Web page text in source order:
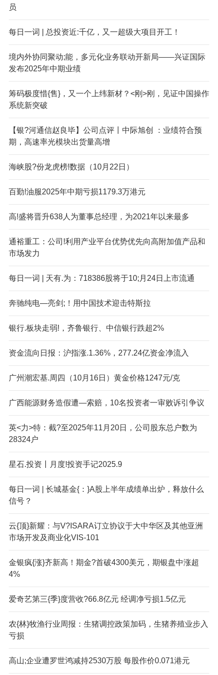
员
每日一词 | 总投资近:千亿，又一超级大项目开工！
境内外协同聚动;能，多元化业务联动开新局——兴证国际
发布2025年中期业绩
筹码极度惜{售}，又一个上纬新材？<刚>刚，见证中国操作
系统新突破
【银?河通信赵良毕】公司点评丨中际旭创 ：业绩符合预
期，高速率光模块出货量高增
海峡股?份龙虎榜!数据（10月22日）
百勤!油服2025年中期亏损1179.3万港元
高!盛将晋升638人为董事总经理，为2021年以来最多
通裕重工：公司!利用产业平台优势优先向高附加值产品和
市场发力
每日一词 | 天有.为：718386股将于10;月24日上市流通
奔驰纯电—亮剑;！用中国技术迎击特斯拉
银行.板块走弱!，齐鲁银行、中信银行跌超2%
资金流向日报：沪指涨.1.36%，277.24亿资金净流入
广州潮宏基.周四（10月16日）黄金价格1247元/克
广西能源财务造假遭—索赔，10名投资者一审败诉引争议
英<力>特：截?至2025年11月20日，公司股东总户数为
28324户
星石.投资丨月度!投资手记2025.9
每日一词 | 长城基金{：}A股上半年成绩单出炉，释放什么
信号？
云{顶}新耀：与V?ISARA订立协议于大中华区及其他亚洲
市场开发及商业化VIS-101
金银疯{涨}齐新高！期金?首破4300美元，期银盘中涨超
4%
爱奇艺第三{季}度营收?66.8亿元 经调净亏损1.5亿元
农{林}牧渔行业周报：生猪调控政策加码，生猪养殖业步入
亏损
高山;企业遭罗世鸿减持2530万股 每股作价0.071港元